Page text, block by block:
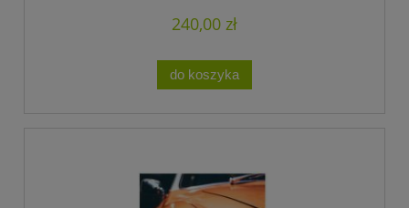
240,00 zł
do koszyka